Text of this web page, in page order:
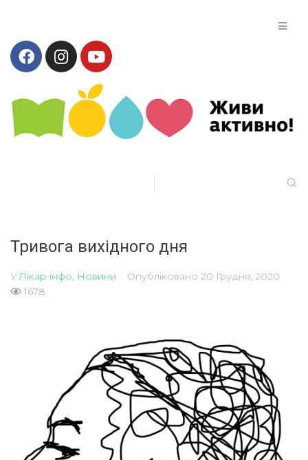
Тривога вихідного дня
У Лікар інфо Новини Опубліковано 20 Грудня, 2020
1678